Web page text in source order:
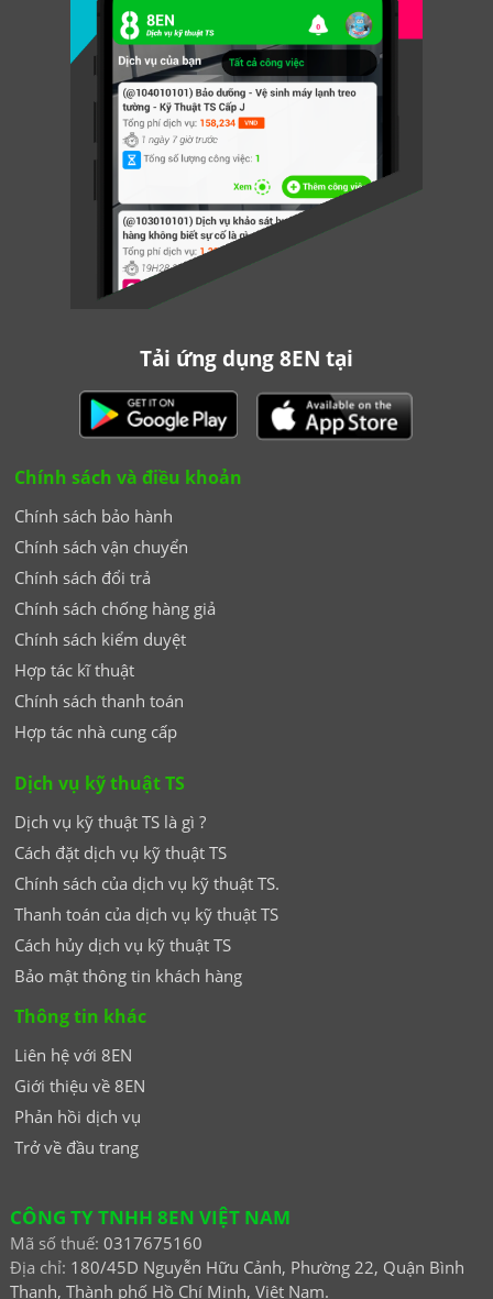
Tải ứng dụng 8EN tại
Chính sách và điều khoản
Chính sách bảo hành
Chính sách vận chuyển
Chính sách đổi trả
Chính sách chống hàng giả
Chính sách kiểm duyệt
Hợp tác kĩ thuật
Chính sách thanh toán
Hợp tác nhà cung cấp
Dịch vụ kỹ thuật TS
Dịch vụ kỹ thuật TS là gì ?
Cách đặt dịch vụ kỹ thuật TS
Chính sách của dịch vụ kỹ thuật TS.
Thanh toán của dịch vụ kỹ thuật TS
Cách hủy dịch vụ kỹ thuật TS
Bảo mật thông tin khách hàng
Thông tin khác
Liên hệ với 8EN
Giới thiệu về 8EN
Phản hồi dịch vụ
Trở về đầu trang
CÔNG TY TNHH 8EN VIỆT NAM
Mã số thuế: 0317675160
Địa chỉ: 180/45D Nguyễn Hữu Cảnh, Phường 22, Quận Bình
Thạnh, Thành phố Hồ Chí Minh, Việt Nam.